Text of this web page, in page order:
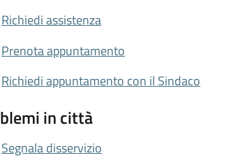
Richiedi assistenza
Prenota appuntamento
Richiedi appuntamento con il Sindaco
in città
Segnala disservizio